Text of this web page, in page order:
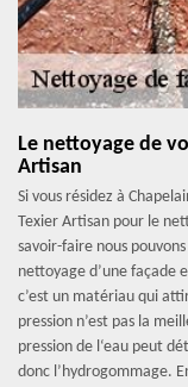
Le nettoyage de
Artisan
Si vous résidez à
Texier Artisan pour le
savoir-faire nous
nettoyage d’une façade
c’est un matériau qui
pression n’est pas la
pression de l‘eau peut
donc l’hydrogommage.